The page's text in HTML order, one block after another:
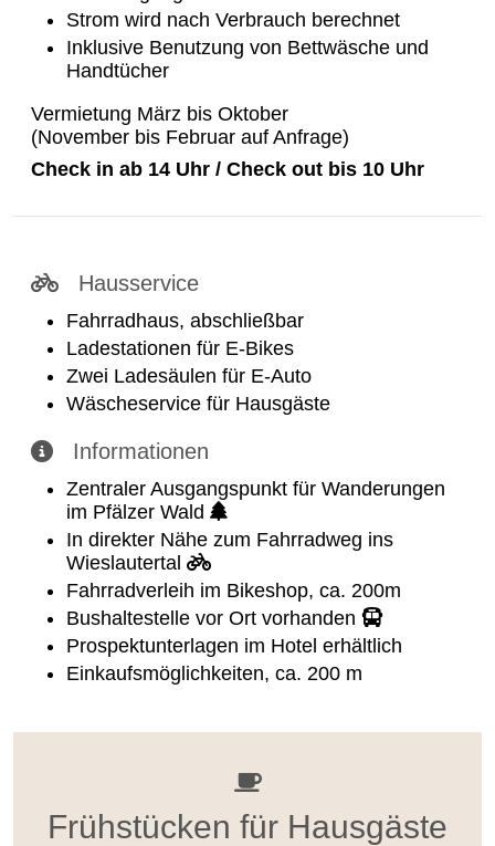
Strom wird nach Verbrauch berechnet
Inklusive Benutzung von Bettwäsche und
Handtücher
Vermietung März bis Oktober
(November bis Februar auf Anfrage)
Check in ab 14 Uhr / Check out bis 10 Uhr
Hausservice
Fahrradhaus, abschließbar
Ladestationen für E-Bikes
Zwei Ladesäulen für E-Auto
Wäscheservice für Hausgäste
Informationen
Zentraler Ausgangspunkt für Wanderungen
im Pfälzer Wald
In direkter Nähe zum Fahrradweg ins
Wieslautertal
Fahrradverleih im Bikeshop, ca. 200m
Bushaltestelle vor Ort vorhanden
Prospektunterlagen im Hotel erhältlich
Einkaufsmöglichkeiten, ca. 200 m
Frühstücken für Hausgäste